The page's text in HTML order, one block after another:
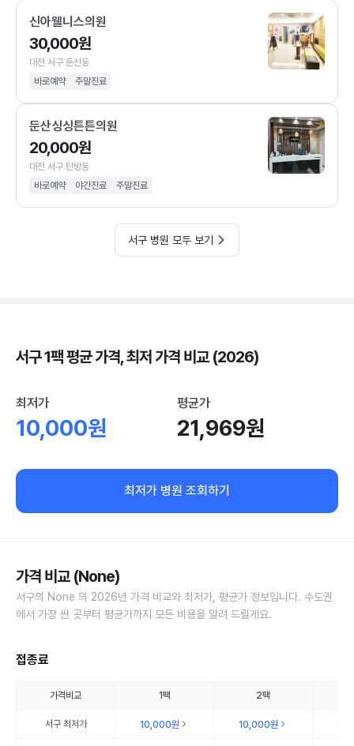
신아웰니스의원
30,000원
대전 서구 둔산동
바로예약
주말진료
둔산싱싱튼튼의원
20,000원
대전 서구 탄방동
바로예약
야간진료 주말진료
서구 병원 모두 보기
서구 1팩 평균 가격, 최저 가격 비교 (2026)
최저가
10,000원
평균가
21,969원
최저가 병원 조회하기
가격 비교 (None)
서구의 None 의 2026년 가격 비교와 최저가, 평균가 정보입니다. 수도권
에서 가장 싼 곳부터 평균가까지 모든 비용을 알려 드릴게요.
접종료
가격비교 1팩 2팩
서구최저가 10,000원 10,000원